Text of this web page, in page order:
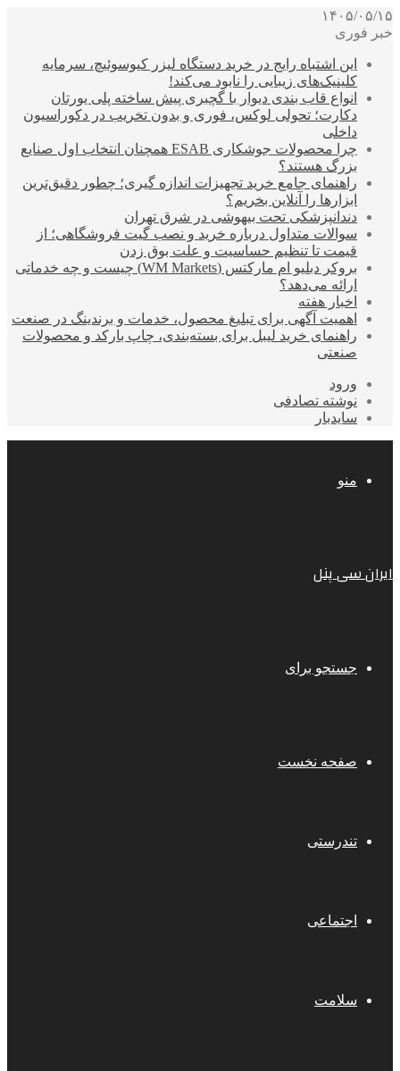
۱۴۰۵/۰۵/۱۵
خبر فوری
این اشتباه رایج در خرید دستگاه لیزر کیوسوئیچ، سرمایه
کلینیک‌های زیبایی را نابود می‌کند!
انواع قاب بندی دیوار با گچبری پیش ساخته پلی یورتان
دکارت؛ تحولی لوکس، فوری و بدون تخریب در دکوراسیون
داخلی
چرا محصولات جوشکاری ESAB همچنان انتخاب اول صنایع
بزرگ هستند؟
راهنمای جامع خرید تجهیزات اندازه گیری؛ چطور دقیق‌ترین
ابزارها را آنلاین بخریم؟
دندانپزشکی تحت بیهوشی در شرق تهران
سوالات متداول درباره خرید و نصب گیت فروشگاهی؛ از
قیمت تا تنظیم حساسیت و علت بوق زدن
بروکر دبلیو ام مارکتس (WM Markets) چیست و چه خدماتی
ارائه می‌دهد؟
اخبار هفته
اهمیت آگهی برای تبلیغ محصول، خدمات و برندینگ در صنعت
راهنمای خرید لیبل برای بسته‌بندی، چاپ بارکد و محصولات
صنعتی
ورود
نوشته تصادفی
سایدبار
منو
ایران سی پنل
جستجو برای
صفحه نخست
تندرستی
اجتماعی
سلامت